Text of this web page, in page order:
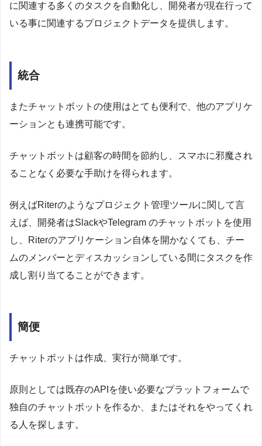
に関連する多くのタスクを自動化し、開発者が現在行って
いる事に関連するプロジェクトデータを提供します。
統合
またチャットボットの使用はとても便利で、他のアプリケ
ーションとも連携可能です。
チャットボットは顧客の時間を節約し、スマホに邪魔され
ることなく必要な手助けを得られます。
例えばRiterのようなプロジェクト管理ツールに関して言
えば、開発者はSlackやTelegram のチャットボットを使用
し、Riterのアプリケーション自体を開かなくても、チー
ムのメンバーとディスカッションしている間にタスクを作
成し割り当てることができます。
簡便
チャットボットは作成、実行が簡単です。
原則としては既存のAPIを使い必要なプラットフォームで
独自のチャットボットを作るか、またはそれをやってくれ
る人を探します。